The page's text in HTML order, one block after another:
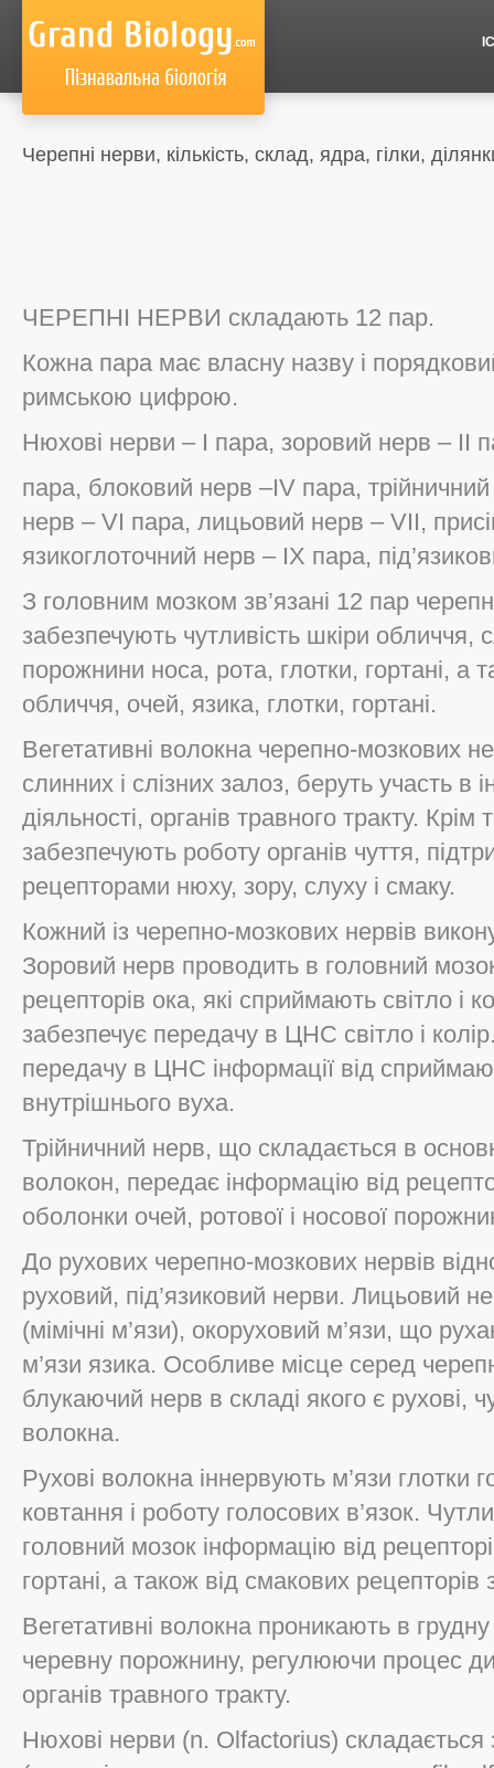
Черепні нерви, кількість, склад, ядра, гілки,
ЧЕРЕПНІ НЕРВИ складають 12 пар.
Кожна пара має власну назву і
римською цифрою.
Нюхові нерви – І пара, зоровий нерв – ІІ
пара, блоковий нерв –IV пара,
нерв – VI пара, лицьовий нерв – VII,
язикоглоточний нерв – IX пара,
З головним мозком зв’язані 12 пар
забезпечують чутливість шкіри обличчя,
порожнини носа, рота, глотки, гортані, а
обличчя, очей, язика, глотки, гортані.
Вегетативні волокна черепно-мозкових
слинних і слізних залоз, беруть участь в
діяльності, органів травного тракту.
забезпечують роботу органів чуття,
рецепторами нюху, зору, слуху і смаку.
Кожний із черепно-мозкових нервів
Зоровий нерв проводить в головний
рецепторів ока, які сприймають світло і
забезпечує передачу в ЦНС світло і
передачу в ЦНС інформації від
внутрішнього вуха.
Трійничний нерв, що складається в
волокон, передає інформацію від
оболонки очей, ротової і носової
До рухових черепно-мозкових нервів
руховий, під’язиковий нерви. Лицьовий
(мімічні м’язи), окоруховий м’язи, що
м’язи язика. Особливе місце серед
блукаючий нерв в складі якого є рухові,
волокна.
Рухові волокна іннервують м’язи глотки
ковтання і роботу голосових в’язок.
головний мозок інформацію від
гортані, а також від смакових рецепторів
Вегетативні волокна проникають в
черевну порожнину, регулюючи процес
органів травного тракту.
Нюхові нерви (n. Olfactorius)